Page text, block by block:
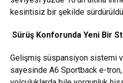
kesintisiz bir şekilde
Sürüş Konforunda Yeni Bir
Gelişmiş süspansiyon sistemi
sayesinde A6 Sportback e-